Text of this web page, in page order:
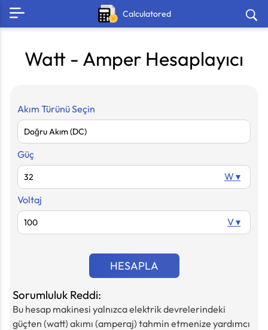
Calculatored
Watt - Amper Hesaplayıcı
Akım Türünü Seçin
Güç
W ▾
Voltaj
V ▾
HESAPLA
Sorumluluk Reddi:
Bu hesap makinesi yalnızca elektrik devrelerindeki
güçten (watt) akımı (amperaj) tahmin etmenize yardımcı